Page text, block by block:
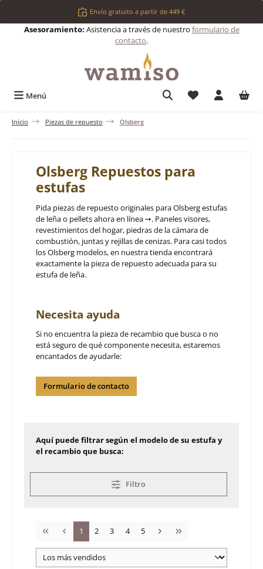
Saltar al contenido principalEnvío gratuito a partir de 449 €
Asesoramiento: Asistencia a través de nuestro formulario de
contacto.
Menú Tienes 0
Inicio Piezas de repuesto Olsberg
Olsberg Repuestos para
estufas
Pida piezas de repuesto originales para Olsberg estufas
de leña o pellets ahora en línea ➙. Paneles visores,
revestimientos del hogar, piedras de la cámara de
combustión, juntas y rejillas de cenizas. Para casi todos
los Olsberg modelos, en nuestra tienda encontrará
exactamente la pieza de repuesto adecuada para su
estufa de leña.
Necesita ayuda
Si no encuentra la pieza de recambio que busca o no
está seguro de qué componente necesita, estaremos
encantados de ayudarle:
Formulario de contacto
Aquí puede filtrar según el modelo de su estufa y
el recambio que busca:
Filtro
Página
1 Página
2 Página
3 Página
4 Página
5